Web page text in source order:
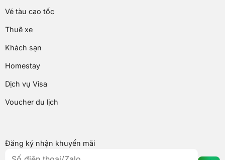
Vé tàu cao tốc
Thuê xe
Khách sạn
Homestay
Dịch vụ Visa
Voucher du lịch
Đăng ký nhận khuyến mãi